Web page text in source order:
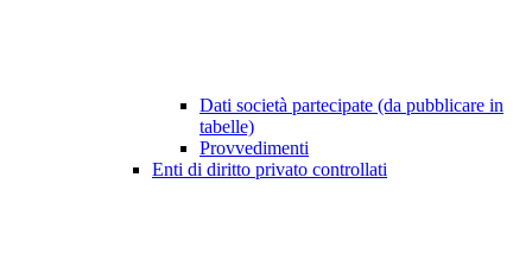
Dati società partecipate (da pubblicare in
tabelle)
Provvedimenti
Enti di diritto privato controllati